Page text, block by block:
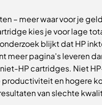
– meer waar voor je geld
kies je voor lage
blijkt dat HP
meer pagina's leveren
HP cartridges. Niet
en hogere
van slechte